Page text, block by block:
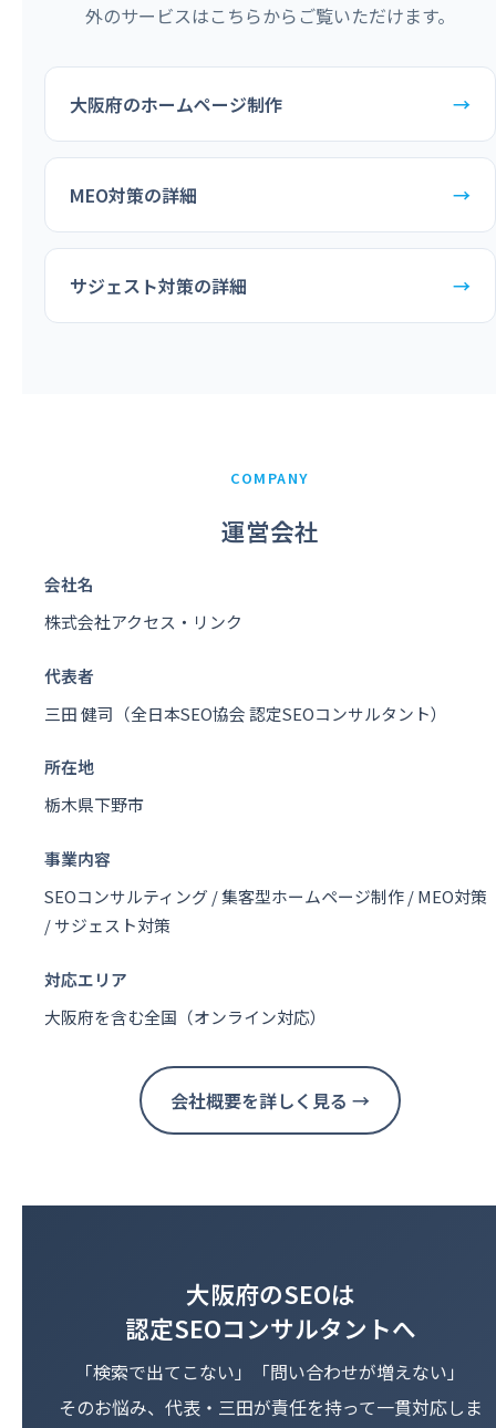
外のサービスはこちらからご覧いただけます。
大阪府のホームページ制作 →
MEO対策の詳細 →
サジェスト対策の詳細 →
COMPANY
運営会社
会社名
株式会社アクセス・リンク
代表者
三田 健司（全日本SEO協会 認定SEOコンサルタント）
所在地
栃木県下野市
事業内容
SEOコンサルティング / 集客型ホームページ制作 / MEO対策
/ サジェスト対策
対応エリア
大阪府を含む全国（オンライン対応）
会社概要を詳しく見る →
大阪府のSEOは
認定SEOコンサルタントへ
「検索で出てこない」「問い合わせが増えない」
そのお悩み、代表・三田が責任を持って一貫対応しま